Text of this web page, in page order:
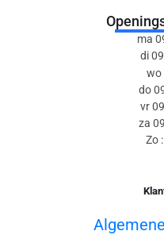
ma
di
wo
do
vr
za
Zo